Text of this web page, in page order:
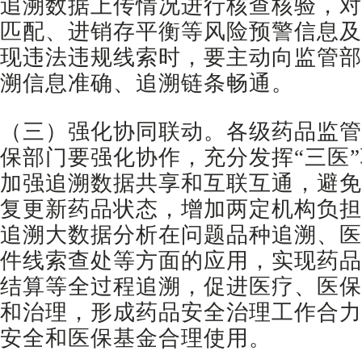
追溯数据上传情况进行核查核验，
匹配、进销存平衡等风险预警信息
现违法违规线索时，要主动向监管
溯信息准确、追溯链条畅通。
（三）强化协同联动。各级药品监
保部门要强化协作，充分发挥“三医
加强追溯数据共享和互联互通，避
复更新药品状态，增加两定机构负
追溯大数据分析在问题品种追溯、
件线索查处等方面的应用，实现药
结算等全过程追溯，促进医疗、医
和治理，形成药品安全治理工作合
安全和医保基金合理使用。